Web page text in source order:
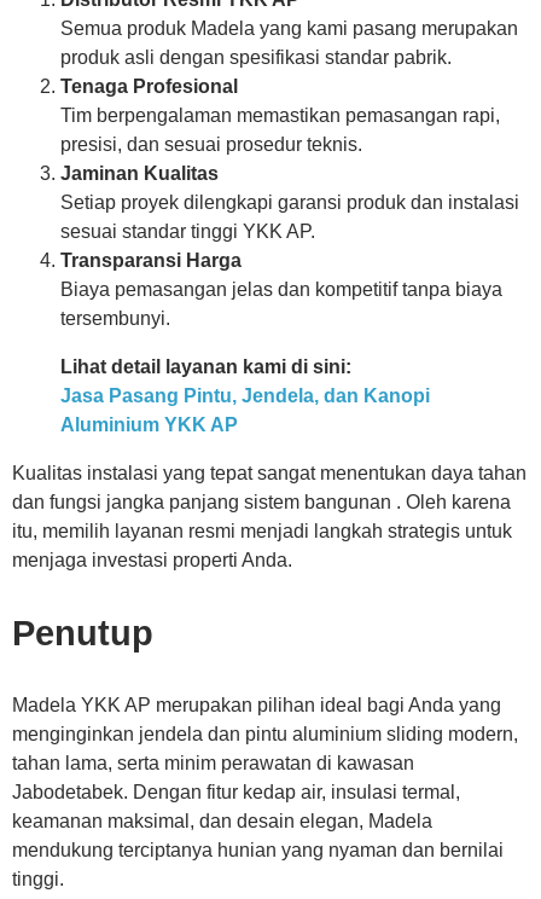
Semua produk Madela yang kami pasang merupakan
produk asli dengan spesifikasi standar pabrik.
Tenaga Profesional
Tim berpengalaman memastikan pemasangan rapi,
presisi, dan sesuai prosedur teknis.
Jaminan Kualitas
Setiap proyek dilengkapi garansi produk dan instalasi
sesuai standar tinggi YKK AP.
Transparansi Harga
Biaya pemasangan jelas dan kompetitif tanpa biaya
tersembunyi.
Lihat detail layanan kami di sini:
Jasa Pasang Pintu, Jendela, dan Kanopi
Aluminium YKK AP
Kualitas instalasi yang tepat sangat menentukan daya tahan
dan fungsi jangka panjang sistem bangunan . Oleh karena
itu, memilih layanan resmi menjadi langkah strategis untuk
menjaga investasi properti Anda.
Penutup
Madela YKK AP merupakan pilihan ideal bagi Anda yang
menginginkan jendela dan pintu aluminium sliding modern,
tahan lama, serta minim perawatan di kawasan
Jabodetabek. Dengan fitur kedap air, insulasi termal,
keamanan maksimal, dan desain elegan, Madela
mendukung terciptanya hunian yang nyaman dan bernilai
tinggi.